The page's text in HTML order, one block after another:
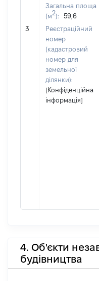
3
Загальна площа
(м2):
59,6
Реєстраційний
номер
(кадастровий
номер для
земельної
ділянки):
[Конфіденційна
інформація]
4. Об'єкти
будівництва